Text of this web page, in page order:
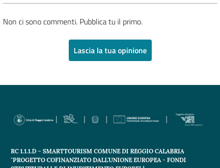
Non ci sono commenti. Pubblica tu il primo.
Lascia la tua opinione
RC 1.1.1.D – SMARTTOURISM COMUNE DI REGGIO CALABRIA
"PROGETTO COFINANZIATO DALL'UNIONE EUROPEA - FONDI